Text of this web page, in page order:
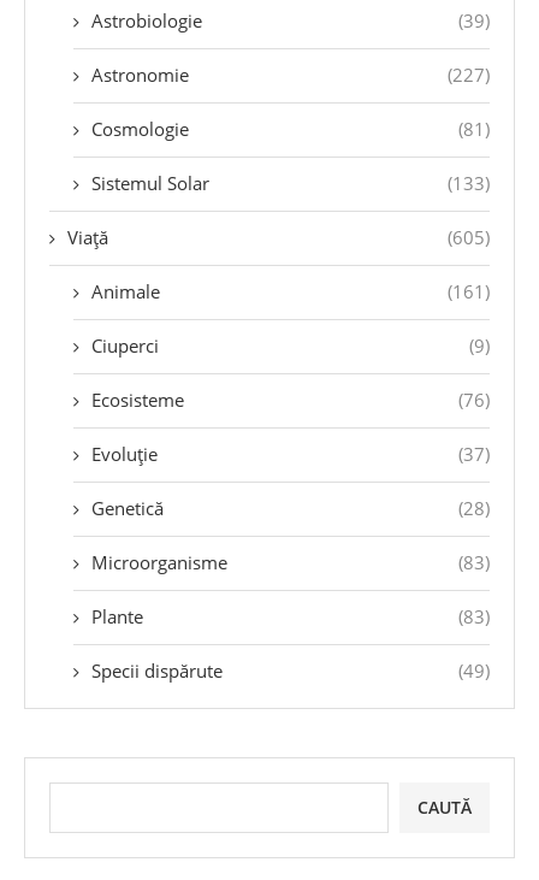
Astrobiologie (39)
Astronomie (227)
Cosmologie (81)
Sistemul Solar (133)
Viață (605)
Animale (161)
Ciuperci (9)
Ecosisteme (76)
Evoluție (37)
Genetică (28)
Microorganisme (83)
Plante (83)
Specii dispărute (49)
CAUTĂ